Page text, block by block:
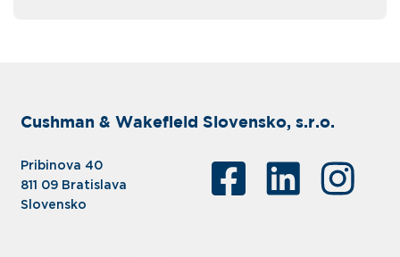
Cushman & Wakefield Slovensko, s.r.o.
Pribinova 40
811 09 Bratislava
Slovensko